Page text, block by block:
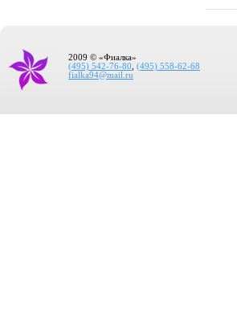
2009 © «Фиалка»
(495) 542-76-80
(495) 558-62-68
fialka94@mail.ru